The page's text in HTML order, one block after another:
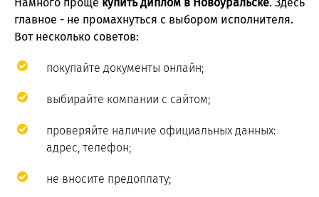
главное - не промахнуться с выбором исполнителя.
Вот несколько советов:
покупайте документы онлайн;
выбирайте компании с сайтом;
проверяйте наличие официальных данных:
адрес, телефон;
не вносите предоплату;